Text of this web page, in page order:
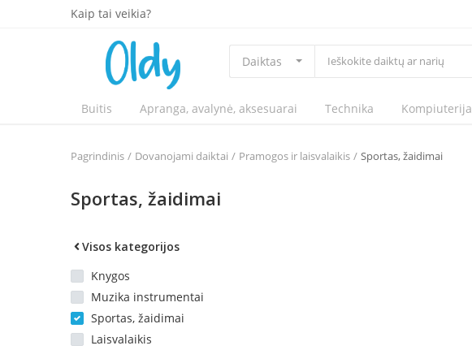
Kaip tai veikia?
Daiktas
Buitis Apranga, avalynė, aksesuarai Technika Kompiuterija
Pagrindinis Dovanojami daiktai Pramogos ir laisvalaikis Sportas, žaidimai
Sportas, žaidimai
Visos kategorijos
Knygos
Muzika instrumentai
Sportas, žaidimai
Laisvalaikis